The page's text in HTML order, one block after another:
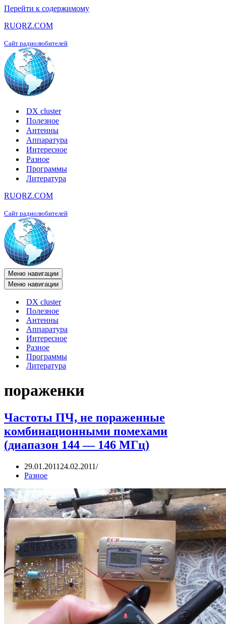
Перейти к содержимому
RUQRZ.COM
Сайт радиолюбителей
DX cluster
Полезное
Антенны
Аппаратура
Интересное
Разное
Программы
Литература
RUQRZ.COM
Сайт радиолюбителей
Меню навигации
Меню навигации
DX cluster
Полезное
Антенны
Аппаратура
Интересное
Разное
Программы
Литература
пораженки
Частоты ПЧ, не пораженные
комбинационными помехами
(диапазон 144 — 146 МГц)
29.01.2011 24.02.2011
Разное